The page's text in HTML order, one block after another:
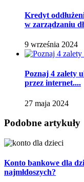
Kredyt
w zarządzaniu
9 września 2024
Poznaj 4 zalety
przez internet....
27 maja 2024
Podobne artykuły
Konto bankowe dla
najmłdoszych?